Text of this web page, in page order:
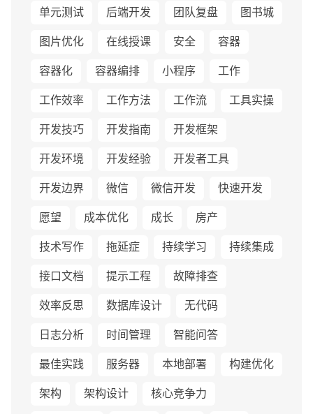
单元测试
后端开发 团队复盘
图书城
图片优化
在线授课 安全
容器
容器化
容器编排 小程序
工作
工作效率
工作方法 工作流
工具实操
开发技巧
开发指南
开发框架
开发环境
开发经验
开发者工具
开发边界
微信 微信开发
快速开发
愿望
成本优化 成长
房产
技术写作
拖延症 持续学习
持续集成
接口文档
提示工程
故障排查
效率反思
数据库设计
无代码
日志分析
时间管理
智能问答
最佳实践
服务器 本地部署
构建优化
架构
架构设计
核心竞争力